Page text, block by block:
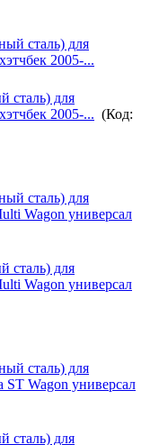
сталь) для
2005-... (Код:
сталь) для
Wagon универсал
сталь) для